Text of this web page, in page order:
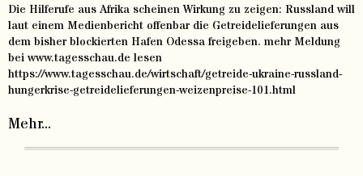
Die Hilferufe aus Afrika scheinen Wirkung zu zeigen: Russland will
laut einem Medienbericht offenbar die Getreidelieferungen aus
dem bisher blockierten Hafen Odessa freigeben. mehr Meldung
bei www.tagesschau.de lesen
https://www.tagesschau.de/wirtschaft/getreide-ukraine-russland-
hungerkrise-getreidelieferungen-weizenpreise-101.html
Mehr...